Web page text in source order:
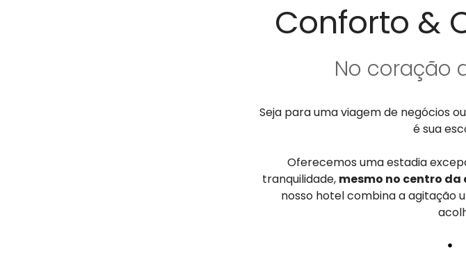
Conforto &
No coração
Seja para uma viagem de negócios
é sua
Oferecemos uma estadia
tranquilidade, mesmo no centro da
nosso hotel combina a agitação